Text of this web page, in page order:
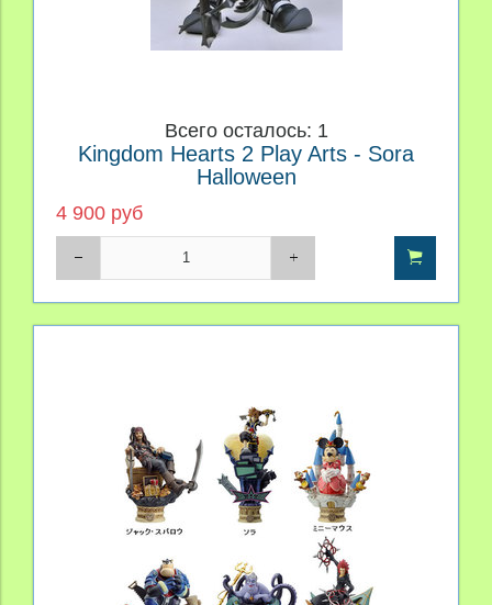
Всего осталось: 1
Kingdom Hearts 2 Play Arts - Sora
Halloween
4 900 руб